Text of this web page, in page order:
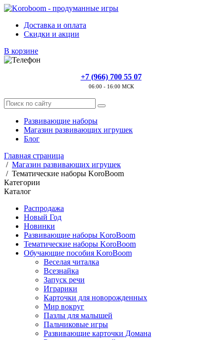
Доставка и оплата
Скидки и акции
В корзине
+7 (966) 700 55 07
06:00 - 16:00 МСК
Развивающие наборы
Магазин развивающих игрушек
Блог
Главная страница
/ Магазин развивающих игрушек
/ Тематические наборы KoroBoom
Категории
Каталог
Распродажа
Новый Год
Новинки
Развивающие наборы KoroBoom
Тематические наборы KoroBoom
Обучающие пособия KoroBoom
Веселая читалка
Всезнайка
Запуск речи
Играрики
Карточки для новорожденных
Мир вокруг
Пазлы для малышей
Пальчиковые игры
Развивающие карточки Домана